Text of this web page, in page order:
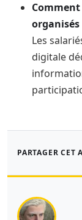
Les
digitale
PARTAGER CET